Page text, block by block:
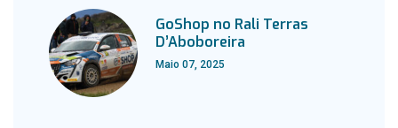
GoShop no Rali Terras
D’Aboboreira
Maio 07, 2025